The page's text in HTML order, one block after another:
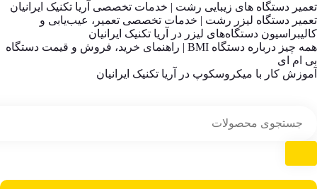
تعمیر دستگاه های زیبایی رشت | خدمات تخصصی آریا تکنیک ایرانیان
تعمیر دستگاه لیزر رشت | خدمات تخصصی تعمیر، عیب‌یابی و
کالیبراسیون دستگاه‌های لیزر در آریا تکنیک ایرانیان
همه چیز درباره دستگاه BMI | راهنمای خرید، فروش و قیمت دستگاه
بی ام ای
آموزش کار با میکروسکوپ در آریا تکنیک ایرانیان